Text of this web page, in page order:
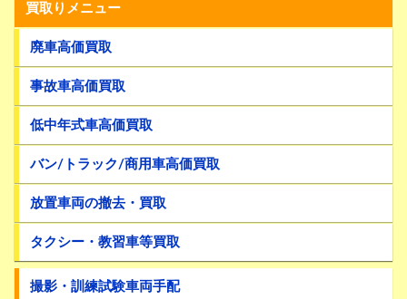
買取りメニュー
廃車高価買取
事故車高価買取
低中年式車高価買取
バン/トラック/商用車高価買取
放置車両の撤去・買取
タクシー・教習車等買取
撮影・訓練試験車両手配